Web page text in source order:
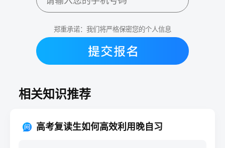
郑重承诺：我们将严格保密您的个人信息
相关知识推荐
高考复读生如何高效利用晚自习